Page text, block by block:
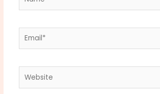
Email*
Website